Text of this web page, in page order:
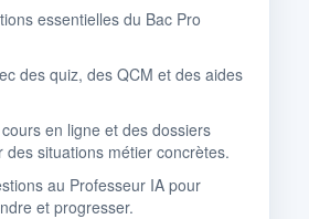
essentielles du Bac Pro
des quiz, des QCM et des aides
en ligne et des dossiers
des situations métier concrètes.
au Professeur IA pour
et progresser.